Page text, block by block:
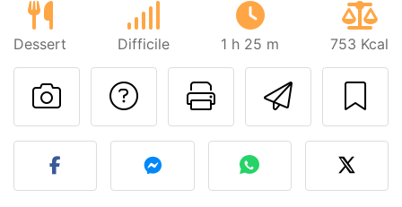
Dessert Difficile 1 h 25 m 753 Kcal
Imprimer
Poser une
Publier votre photo de